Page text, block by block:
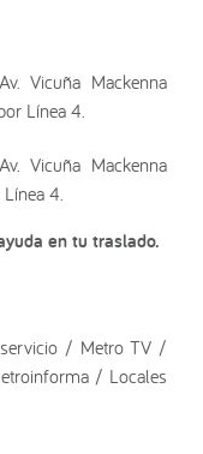
Vicuña Mackenna
Línea 4.
Vicuña Mackenna
4.
en tu traslado.
/ Metro TV /
/ Locales